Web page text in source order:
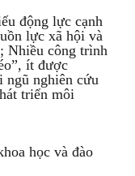
động lực cạnh
lực xã hội và
Nhiều công trình
ít được
ngũ nghiên cứu
triển môi
học và đào